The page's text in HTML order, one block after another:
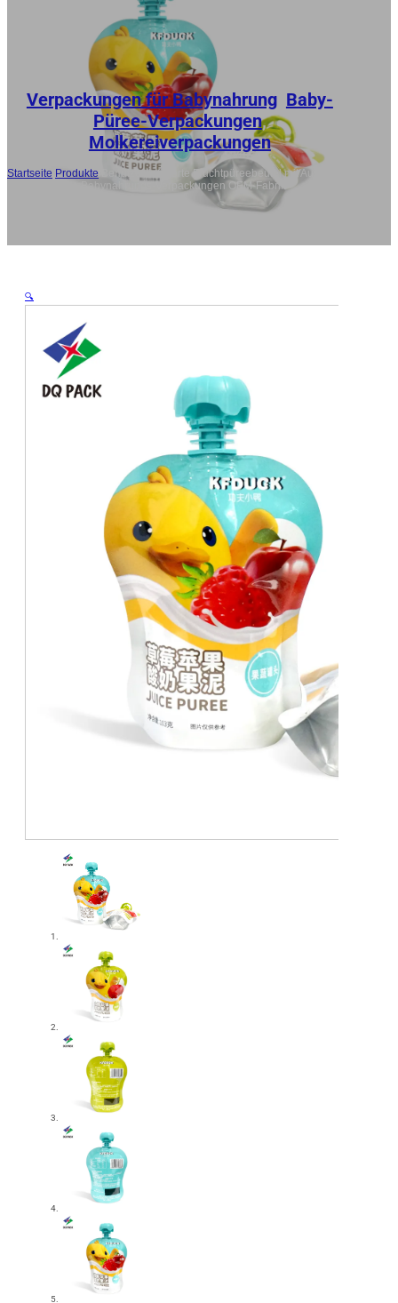
Verpackungen für Babynahrung, Baby-
Püree-Verpackungen,
Molkereiverpackungen
Startseite Produkte
Benutzerdefinierte Fruchtpüreebeutel mit Ausguss,
auslaufsichere Babynahrungs-Verpackungen OEM-Fabrik
🔍